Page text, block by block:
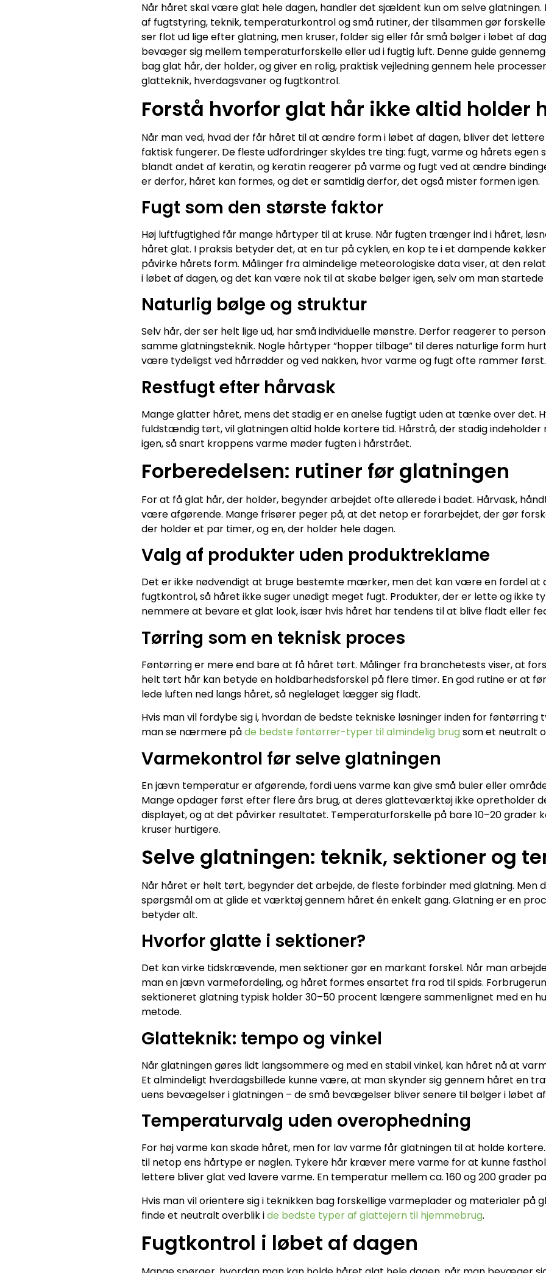
Når håret skal være glat hele dagen, handler det sjældent kun om selve
af fugtstyring, teknik, temperaturkontrol og små rutiner, der tilsammen gør
ser flot ud lige efter glatning, men kruser, folder sig eller får små bølger i løbet af
bevæger sig mellem temperaturforskelle eller ud i fugtig luft. Denne guide
bag glat hår, der holder, og giver en rolig, praktisk vejledning gennem hele
glatteknik, hverdagsvaner og fugtkontrol.
Forstå hvorfor glat hår ikke altid holder
Når man ved, hvad der får håret til at ændre form i løbet af dagen, bliver det
faktisk fungerer. De fleste udfordringer skyldes tre ting: fugt, varme og hårets egen
blandt andet af keratin, og keratin reagerer på varme og fugt ved at ændre
er derfor, håret kan formes, og det er samtidig derfor, det også mister formen igen.
Fugt som den største faktor
Høj luftfugtighed får mange hårtyper til at kruse. Når fugten trænger ind i håret,
håret glat. I praksis betyder det, at en tur på cyklen, en kop te i et dampende
påvirke hårets form. Målinger fra almindelige meteorologiske data viser, at den
i løbet af dagen, og det kan være nok til at skabe bølger igen, selv om man
Naturlig bølge og struktur
Selv hår, der ser helt lige ud, har små individuelle mønstre. Derfor reagerer to
samme glatningsteknik. Nogle hårtyper ”hopper tilbage” til deres naturlige form
være tydeligst ved hårrødder og ved nakken, hvor varme og fugt ofte rammer først.
Restfugt efter hårvask
Mange glatter håret, mens det stadig er en anelse fugtigt uden at tænke over det.
fuldstændig tørt, vil glatningen altid holde kortere tid. Hårstrå, der stadig
igen, så snart kroppens varme møder fugten i hårstrået.
Forberedelsen: rutiner før glatningen
For at få glat hår, der holder, begynder arbejdet ofte allerede i badet. Hårvask,
være afgørende. Mange frisører peger på, at det netop er forarbejdet, der gør
der holder et par timer, og en, der holder hele dagen.
Valg af produkter uden produktreklame
Det er ikke nødvendigt at bruge bestemte mærker, men det kan være en fordel at
fugtkontrol, så håret ikke suger unødigt meget fugt. Produkter, der er lette og ikke
nemmere at bevare et glat look, især hvis håret har tendens til at blive fladt eller
Tørring som en teknisk proces
Føntørring er mere end bare at få håret tørt. Målinger fra branchetests viser, at
helt tørt hår kan betyde en holdbarhedsforskel på flere timer. En god rutine er at
lede luften ned langs håret, så neglelaget lægger sig fladt.
Hvis man vil fordybe sig i, hvordan de bedste tekniske løsninger inden for føntørring
man se nærmere påde bedste føntørrer-typer til almindelig brugsom et neutralt
Varmekontrol før selve glatningen
En jævn temperatur er afgørende, fordi uens varme kan give små buler eller
Mange opdager først efter flere års brug, at deres glatteværktøj ikke opretholder
displayet, og at det påvirker resultatet. Temperaturforskelle på bare 10–20 grader
kruser hurtigere.
Selve glatningen: teknik, sektioner og
Når håret er helt tørt, begynder det arbejde, de fleste forbinder med glatning.
spørgsmål om at glide et værktøj gennem håret én enkelt gang. Glatning er en
betyder alt.
Hvorfor glatte i sektioner?
Det kan virke tidskrævende, men sektioner gør en markant forskel. Når man
man en jævn varmefordeling, og håret formes ensartet fra rod til spids.
sektioneret glatning typisk holder 30–50 procent længere sammenlignet med en
metode.
Glatteknik: tempo og vinkel
Når glatningen gøres lidt langsommere og med en stabil vinkel, kan håret nå at
Et almindeligt hverdagsbillede kunne være, at man skynder sig gennem håret en
uens bevægelser i glatningen – de små bevægelser bliver senere til bølger i løbet
Temperaturvalg uden overophedning
For høj varme kan skade håret, men for lav varme får glatningen til at holde
til netop ens hårtype er nøglen. Tykere hår kræver mere varme for at kunne
lettere bliver glat ved lavere varme. En temperatur mellem ca. 160 og 200 grader
Hvis man vil orientere sig i teknikken bag forskellige varmeplader og materialer
finde et neutralt overblik ide bedste typer af glattejern til hjemmebrug.
Fugtkontrol i løbet af dagen